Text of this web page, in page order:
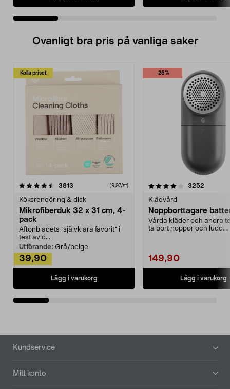
Ovanligt bra pris på vanliga saker
Kolla priset
3813 (9,97/st)
Köksrengöring & disk
Mikrofiberduk 32 x 31 cm, 4-
pack
Aftonbladets "självklara favorit” i
test av d...
Utförande: Grå/beige
39,90
Lägg i varukorg
-25%
4.0av 5 stjärnor 3252
Klädvård
Noppborttagare
Vårda kläder och andra
ta bort noppor och ludd.
149,90
Lägg i varukorg
4.5av 5 stjärnor
Sidfot
Kundservice
Mitt konto